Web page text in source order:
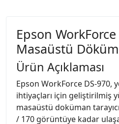
Epson WorkForce
Masaüstü
Ürün Açıklaması
Epson WorkForce DS-970,
ihtiyaçları için geliştirilmiş
masaüstü doküman
/ 170 görüntüye kadar